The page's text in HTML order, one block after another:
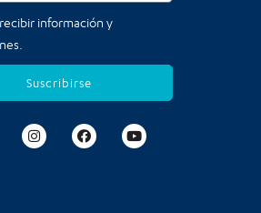
información y
Suscribirse